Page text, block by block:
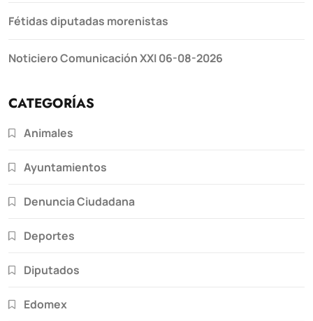
Fétidas diputadas morenistas
Noticiero Comunicación XXI 06-08-2026
CATEGORÍAS
Animales
Ayuntamientos
Denuncia Ciudadana
Deportes
Diputados
Edomex